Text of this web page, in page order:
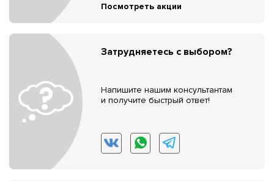
Посмотреть акции
Затрудняетесь с выбором?
Напишите нашим консультантам
и получите быстрый ответ!